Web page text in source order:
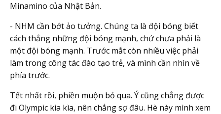
Minamino của Nhật Bản.
- NHM cần bớt ảo tưởng. Chúng ta là đội bóng biết
cách thắng những đội bóng mạnh, chứ chưa phải là
một đội bóng mạnh. Trước mắt còn nhiều việc phải
làm trong công tác đào tạo trẻ, và mình cần nhìn về
phía trước.
Tết nhất rồi, phiền muộn bỏ qua. Ý cũng chẳng được
đi Olympic kia kìa, nên chẳng sợ đâu. Hè này mình xem